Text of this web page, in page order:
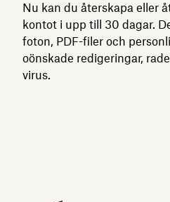
Nu kan du återskapa eller
kontot i upp till 30 dagar.
foton, PDF-filer och
oönskade redigeringar,
virus.